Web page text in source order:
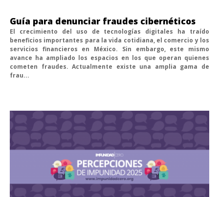
Guía para denunciar fraudes cibernéticos
El crecimiento del uso de tecnologías digitales ha traído
beneficios importantes para la vida cotidiana, el comercio y los
servicios financieros en México. Sin embargo, este mismo
avance ha ampliado los espacios en los que operan quienes
cometen fraudes. Actualmente existe una amplia gama de
frau...